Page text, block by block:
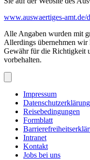
www.auswaertiges-amt.de/
Alle Angaben wurden mit
Allerdings übernehmen wir
Gewähr für die Richtigkeit
vorbehalten.
Impressum
Datenschutzerklärung
Reisebedingungen
Formblatt
Intranet
Kontakt
Jobs bei uns